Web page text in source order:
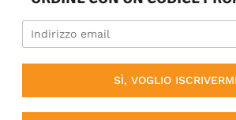
SÌ, VOGLIO